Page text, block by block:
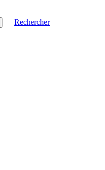
Rechercher